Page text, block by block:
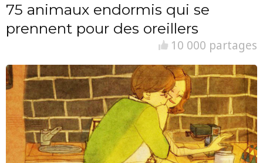
75 animaux endormis qui se
prennent pour des oreillers
10 000 partages